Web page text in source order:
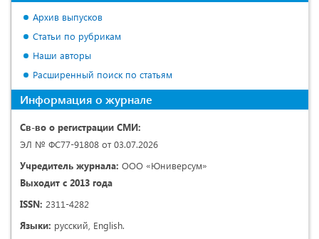
Архив выпусков
Статьи по рубрикам
Наши авторы
Расширенный поиск по статьям
Информация о журнале
Св-во о регистрации СМИ:
ЭЛ № ФС77-91808 от 03.07.2026
Учредитель журнала: ООО «Юниверсум»
Выходит с 2013 года
ISSN: 2311-4282
Языки: русский, English.